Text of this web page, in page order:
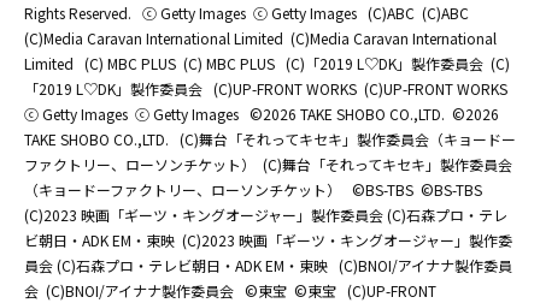
Rights Reserved. ⓒ Getty Images ⓒ Getty Images (C)ABC (C)ABC
(C)Media Caravan International Limited (C)Media Caravan International
Limited (C) MBC PLUS (C) MBC PLUS (C)「2019 L♡DK」製作委員会 (C)
「2019 L♡DK」製作委員会 (C)UP-FRONT WORKS (C)UP-FRONT WORKS
ⓒ Getty Images ⓒ Getty Images ©2026 TAKE SHOBO CO.,LTD. ©2026
TAKE SHOBO CO.,LTD. (C)舞台「それってキセキ」製作委員会（キョードー
ファクトリー、ローソンチケット）
(C)舞台「それってキセキ」製作委員会
（キョードーファクトリー、ローソンチケット）
©BS-TBS ©BS-TBS
(C)2023 映画「ギーツ・キングオージャー」製作委員会 (C)石森プロ・テレ
ビ朝日・ADK EM・東映 (C)2023 映画「ギーツ・キングオージャー」製作委
員会 (C)石森プロ・テレビ朝日・ADK EM・東映 (C)BNOI/アイナナ製作委員
会 (C)BNOI/アイナナ製作委員会 ©東宝 ©東宝 (C)UP-FRONT